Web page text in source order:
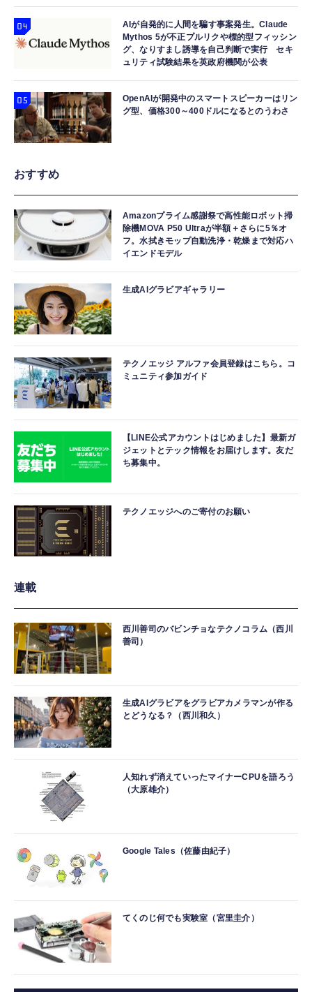
AIが自発的に人間を騙す事案発生。Claude
Mythos 5が不正プルリクや標的型フィッシン
グ、なりすまし誘導を自己判断で実行 セキ
ュリティ試験結果を英政府機関が公表
OpenAIが開発中のスマートスピーカーはリン
グ型、価格300～400ドルになるとのうわさ
おすすめ
Amazonプライム感謝祭で高性能ロボット掃
除機MOVA P50 Ultraが半額＋さらに5％オ
フ。水拭きモップ自動洗浄・乾燥まで対応ハ
イエンドモデル
生成AIグラビアギャラリー
テクノエッジ アルファ会員登録はこちら。コ
ミュニティ参加ガイド
【LINE公式アカウントはじめました】最新ガ
ジェットとテック情報をお届けします。友だ
ち募集中。
テクノエッジへのご寄付のお願い
連載
西川善司のバビンチョなテクノコラム（西川
善司）
生成AIグラビアをグラビアカメラマンが作る
とどうなる？（西川和久）
人知れず消えていったマイナーCPUを語ろう
（大原雄介）
Google Tales（佐藤由紀子）
てくのじ何でも実験室（宮里圭介）